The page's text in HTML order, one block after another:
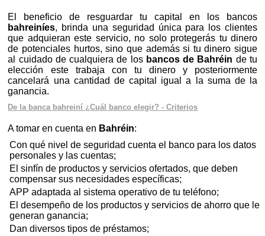
El beneficio de resguardar tu capital en los bancos
bahreiníes, brinda una seguridad única para los clientes
que adquieran este servicio, no solo protegerás tu dinero
de potenciales hurtos, sino que además si tu dinero sigue
al cuidado de cualquiera de los bancos de Bahréin de tu
elección este trabaja con tu dinero y posteriormente
cancelará una cantidad de capital igual a la suma de la
ganancia.
De la banca bahreiní ¿Cuál banco elegir? - Criterios
A tomar en cuenta en Bahréin:
Con qué nivel de seguridad cuenta el banco para los datos
personales y las cuentas;
El sinfín de productos y servicios ofertados, que deben
compensar sus necesidades específicas;
APP adaptada al sistema operativo de tu teléfono;
El desempeño de los productos y servicios de ahorro que le
generan ganancia;
Dan diversos tipos de préstamos;